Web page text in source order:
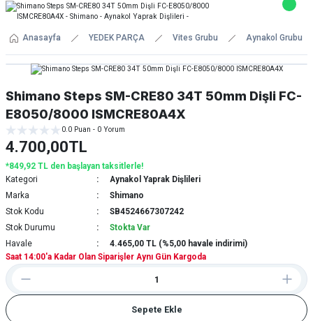
Anasayfa YEDEK PARÇA Vites Grubu Aynakol Grubu
Shimano Steps SM-CRE80 34T 50mm Dişli FC-
E8050/8000 ISMCRE80A4X
0.0 Puan - 0 Yorum
4.700,00TL
*849,92 TL den başlayan taksitlerle!
Kategori
Aynakol Yaprak Dişlileri
Marka
Shimano
Stok Kodu
SB4524667307242
Stok Durumu
Stokta Var
Havale
4.465,00 TL (%5,00 havale indirimi)
Saat 14:00'a Kadar Olan Siparişler Aynı Gün Kargoda
Sepete Ekle